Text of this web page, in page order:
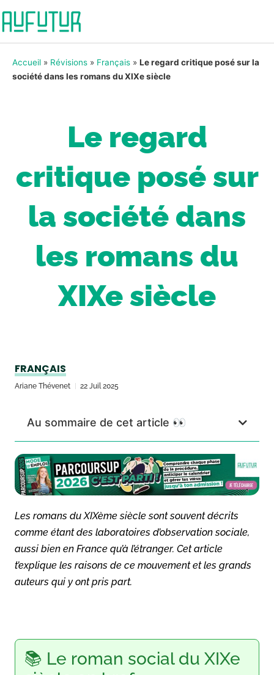
Accueil » Révisions » Français » Le regard critique posé sur la
société dans les romans du XIXe siècle
Le regard
critique posé sur
la société dans
les romans du
XIXe siècle
FRANÇAIS
Ariane Thévenet 22 Juil 2025
Au sommaire de cet article 👀
Les romans du XIXème siècle sont souvent décrits
comme étant des laboratoires d’observation sociale,
aussi bien en France qu’à l’étranger. Cet article
t’explique les raisons de ce mouvement et les grands
auteurs qui y ont pris part.
📚 Le roman social du XIXe